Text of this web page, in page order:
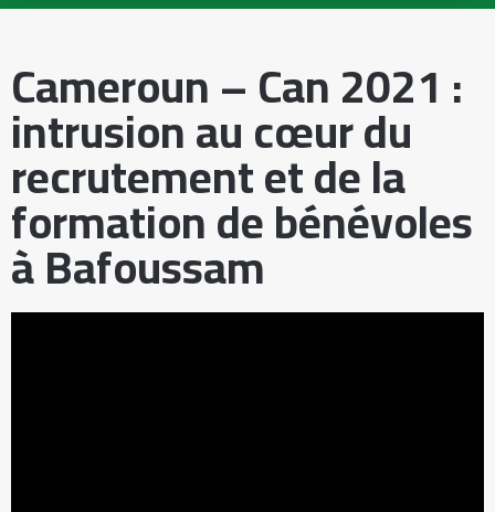
Cameroun – Can 2021 :
intrusion au cœur du
recrutement et de la
formation de bénévoles
à Bafoussam